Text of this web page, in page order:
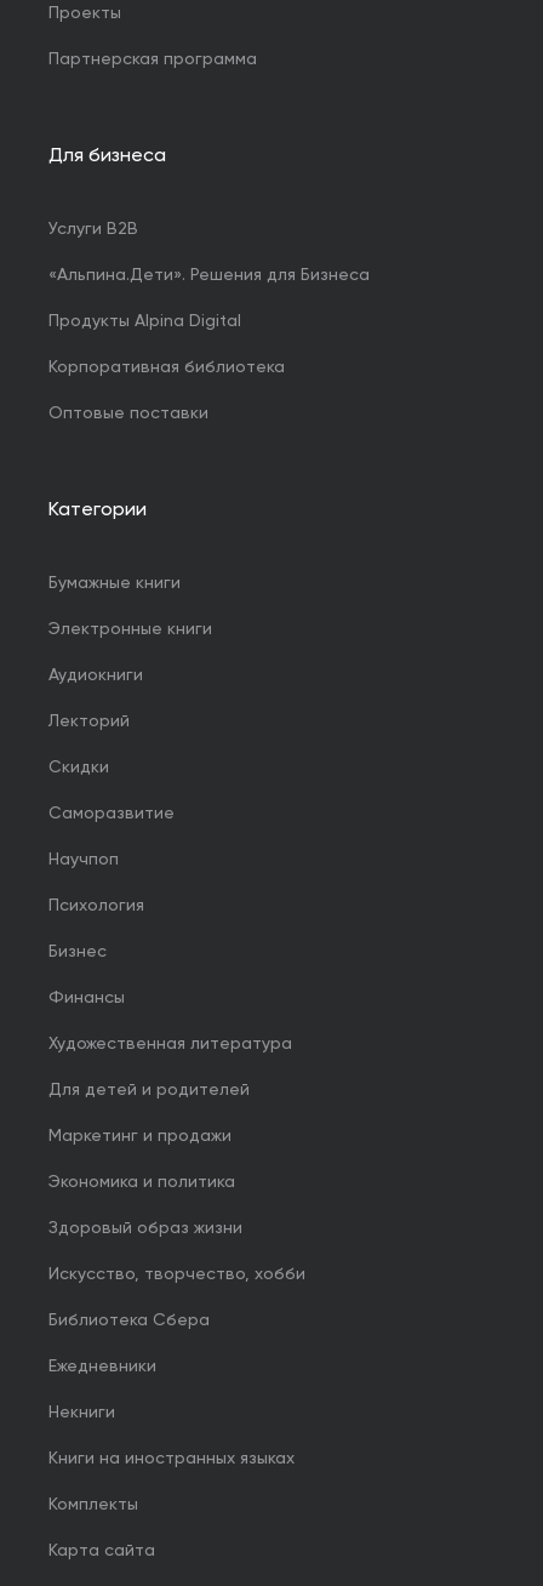
Проекты
Партнерская программа
Для бизнеса
Услуги B2B
«Альпина.Дети». Решения для Бизнеса
Продукты Alpina Digital
Корпоративная библиотека
Оптовые поставки
Категории
Бумажные книги
Электронные книги
Аудиокниги
Лекторий
Скидки
Саморазвитие
Научпоп
Психология
Бизнес
Финансы
Художественная литература
Для детей и родителей
Маркетинг и продажи
Экономика и политика
Здоровый образ жизни
Искусство, творчество, хобби
Библиотека Сбера
Ежедневники
Некниги
Книги на иностранных языках
Комплекты
Карта сайта